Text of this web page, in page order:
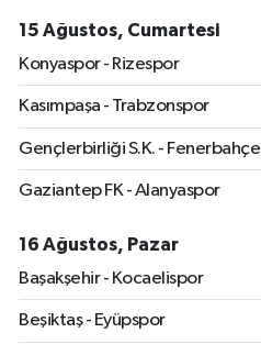
15 Ağustos, Cumartesi
Konyaspor - Rizespor
Kasımpaşa - Trabzonspor
Gençlerbirliği S.K. - Fenerbahçe
Gaziantep FK - Alanyaspor
16 Ağustos, Pazar
Başakşehir - Kocaelispor
Beşiktaş - Eyüpspor